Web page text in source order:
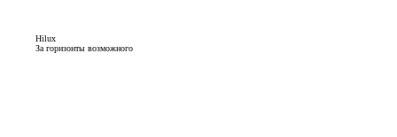
Hilux
За горизонты возможного